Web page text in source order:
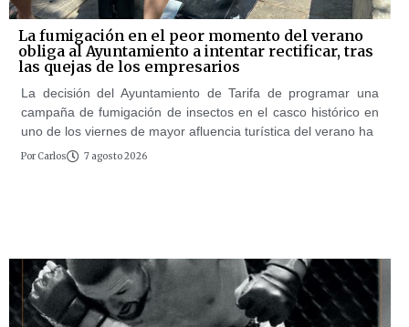
La fumigación en el peor momento del verano
obliga al Ayuntamiento a intentar rectificar, tras
las quejas de los empresarios
La decisión del Ayuntamiento de Tarifa de programar una
campaña de fumigación de insectos en el casco histórico en
uno de los viernes de mayor afluencia turística del verano ha
Por Carlos 7 agosto 2026